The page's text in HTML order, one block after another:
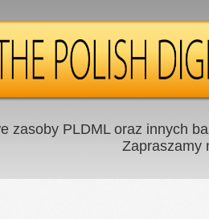
zasoby PLDML oraz innych
Zapraszamy